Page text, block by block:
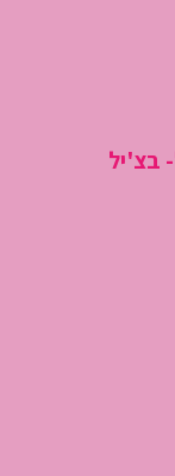
בצ'יל